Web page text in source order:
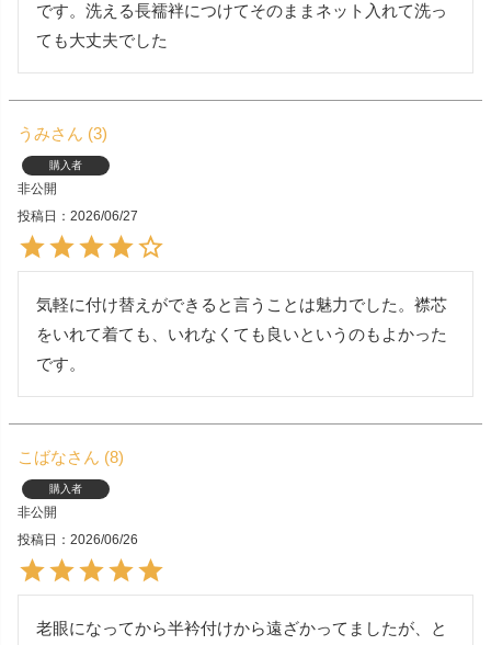
です。洗える長襦袢につけてそのままネット入れて洗っ
ても大丈夫でした
うみ 3
購入者
非公開
投稿日
2026/06/27
気軽に付け替えができると言うことは魅力でした。襟芯
をいれて着ても、いれなくても良いというのもよかった
です。
こばな 8
購入者
非公開
投稿日
2026/06/26
老眼になってから半衿付けから遠ざかってましたが、と